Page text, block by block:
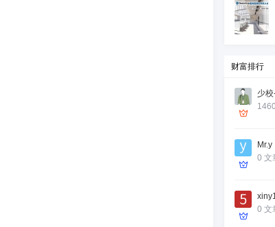
财富排行
少
Mr.y
0 文
0 文